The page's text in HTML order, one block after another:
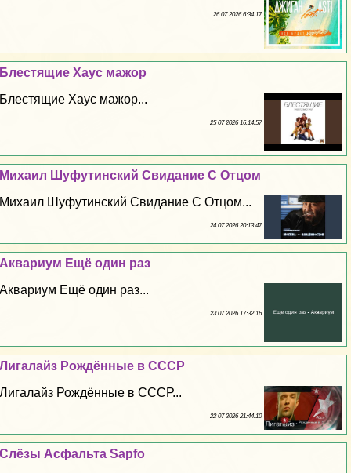
26 07 2026 6:34:17
Блестящие Хаус мажор
Блестящие Хаус мажор...
25 07 2026 16:14:57
Михаил Шуфутинский Свидание С Отцом
Михаил Шуфутинский Свидание С Отцом...
24 07 2026 20:13:47
Аквариум Ещё один раз
Аквариум Ещё один раз...
23 07 2026 17:32:16
Лигалайз Рождённые в СССР
Лигалайз Рождённые в СССР...
22 07 2026 21:44:10
Слёзы Асфальта Sapfo